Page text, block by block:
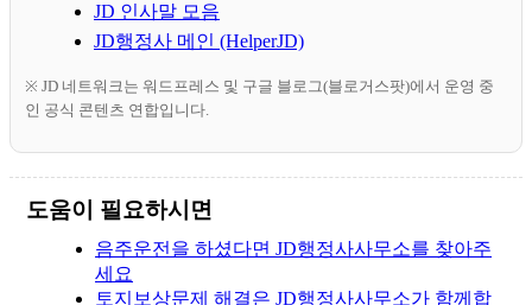
JD 인사말 모음
JD행정사 메인 (HelperJD)
※ JD 네트워크는 워드프레스 및 구글 블로그(블로거스팟)에서 운영 중
인 공식 콘텐츠 연합입니다.
도움이 필요하시면
음주운전을 하셨다면 JD행정사사무소를 찾아주
세요
토지보상문제 해결은 JD행정사사무소가 함께합